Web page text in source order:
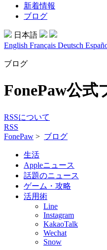
新着情報
ブログ
日本語
English Français Deutsch
ブログ
FonePaw公式
RSSについて
RSS
FonePaw > ブログ
生活
Appleニュース
話題のニュース
ゲーム・攻略
活用術
Line
Instagram
KakaoTalk
Wechat
Snow